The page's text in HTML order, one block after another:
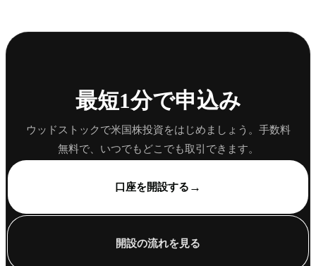
最短1分で申込み
ウッドストックで米国株投資をはじめましょう。手数料
無料で、いつでもどこでも取引できます。
口座を開設する →
開設の流れを見る